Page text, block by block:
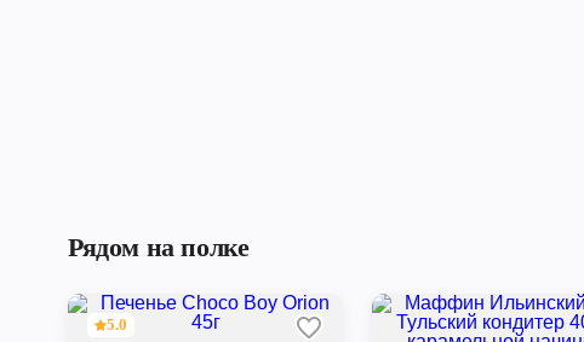
Рядом на полке
5.0